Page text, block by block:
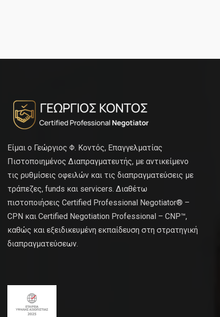
Είμαι ο Γεώργιος Φ. Κοντός, Επαγγελματίας
Πιστοποιημένος Διαπραγματευτής, με αντικείμενο
τις ρυθμίσεις οφειλών και τις διαπραγματεύσεις με
τράπεζες, funds και servicers. Διαθέτω
πιστοποιήσεις Certified Professional Negotiator® –
CPN και Certified Negotiation Professional – CNP™,
καθώς και εξειδικευμένη εκπαίδευση στη στρατηγική
διαπραγματεύσεων.